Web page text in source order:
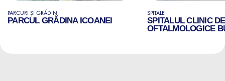
PARCURI ȘI GRĂDINI
PARCUL GRĂDINA ICOANEI
SPITALE
SPITALUL CLINIC
OFTALMOLOGICE